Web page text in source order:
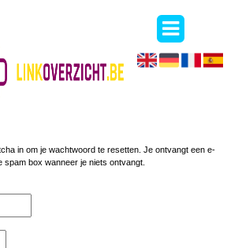
in om je wachtwoord te resetten. Je ontvangt een e-
box wanneer je niets ontvangt.